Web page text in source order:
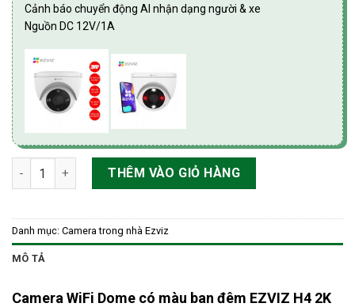
Cảnh báo chuyển động AI nhận dạng người & xe
Nguồn DC 12V/1A
Camera WiFi Dome có màu ban đêm EZVIZ H4 2K (3MP) số
THÊM VÀO GIỎ HÀNG
Danh mục: Camera trong nhà Ezviz
MÔ TẢ
Camera WiFi Dome có màu ban đêm EZVIZ H4 2K